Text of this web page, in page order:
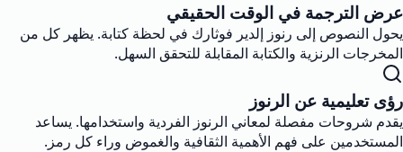
عرض الترجمة في الوقت الحقيقي
يحول النصوص إلى رنوز إلدير فوثارك في لحظة كتابة. يظهر كل من
المخرجات الرنزية والكتابة المقابلة للتحقق السهل.
رؤى تعليمية عن الرنوز
يقدم شروحات مفصلة لمعاني الرنوز الفردية واستخدامها. يساعد
المستخدمين على فهم الأهمية الثقافية والغموض وراء كل رمز.